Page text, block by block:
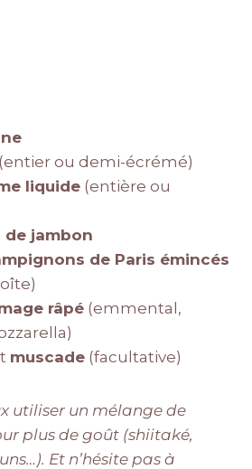
(entier ou demi-écrémé)
liquide (entière ou
de jambon
de Paris émincés
râpé (emmental,
muscade (facultative)
utiliser un mélange de
plus de goût (shiitaké,
Et n’hésite pas à